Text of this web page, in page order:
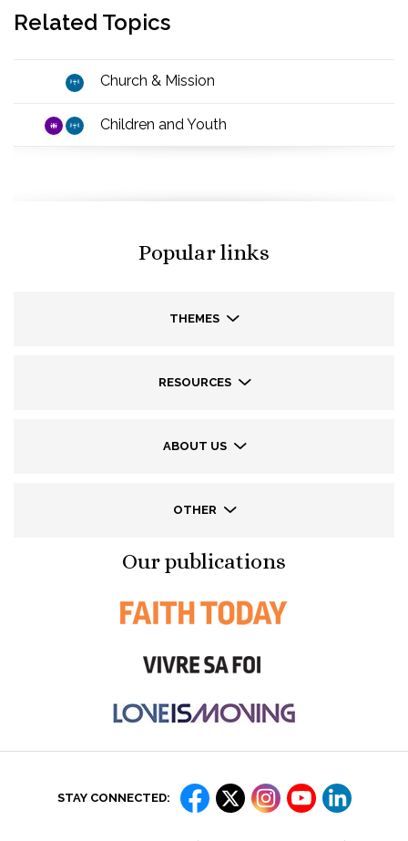
Related Topics
Church & Mission
Children and Youth
Popular links
THEMES
RESOURCES
ABOUT US
OTHER
Our publications
STAY CONNECTED: